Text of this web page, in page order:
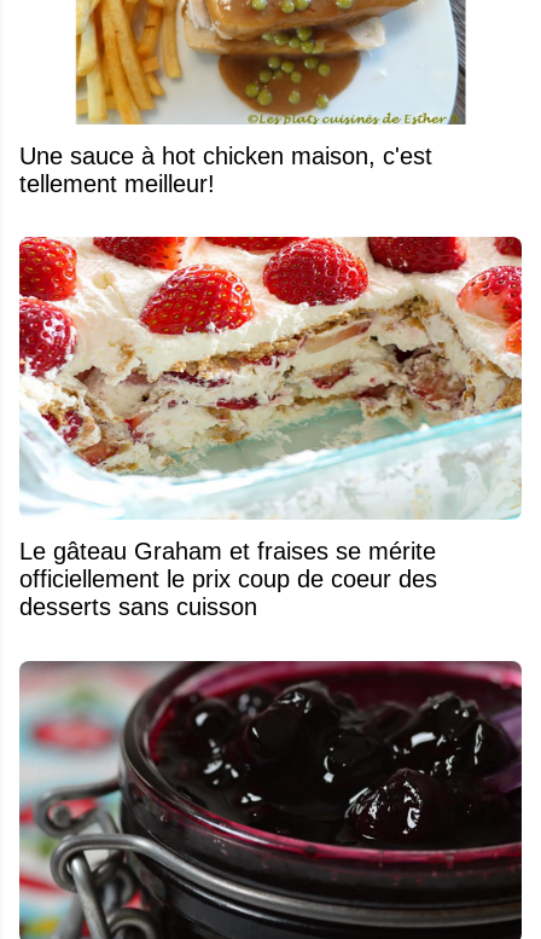
Une sauce à hot chicken maison, c'est
tellement meilleur!
Le gâteau Graham et fraises se mérite
officiellement le prix coup de coeur des
desserts sans cuisson